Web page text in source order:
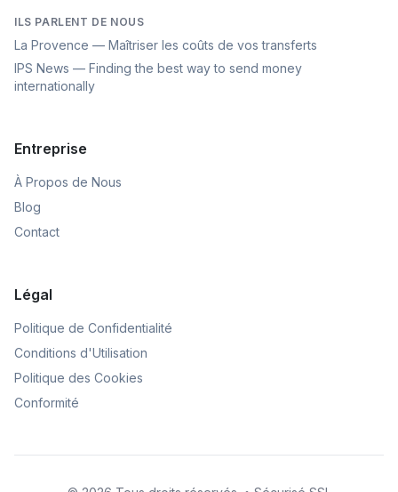
ILS PARLENT DE NOUS
La Provence — Maîtriser les coûts de vos transferts
IPS News — Finding the best way to send money
internationally
Entreprise
À Propos de Nous
Blog
Contact
Légal
Politique de Confidentialité
Conditions d'Utilisation
Politique des Cookies
Conformité